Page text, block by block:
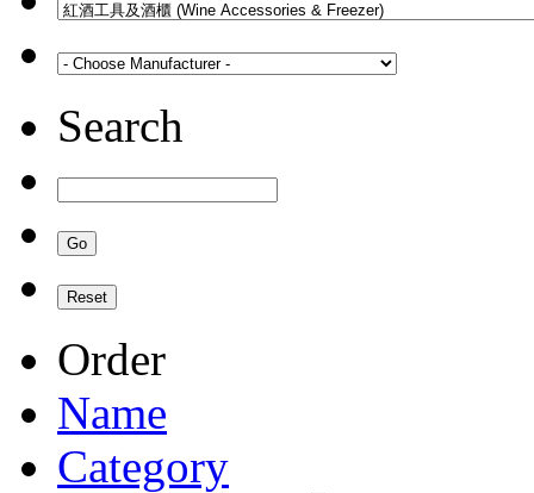
Search
Order
Name
Category